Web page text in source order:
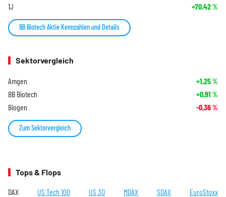
1J +70,42%
BB Biotech Aktie Kennzahlen und Details
Sektorvergleich
Amgen +1,25%
BB Biotech +0,91 %
Biogen -0,36%
Zum Sektorvergleich
Tops & Flops
DAX US Tech 100 US 30 MDAX SDAX EuroStoxx